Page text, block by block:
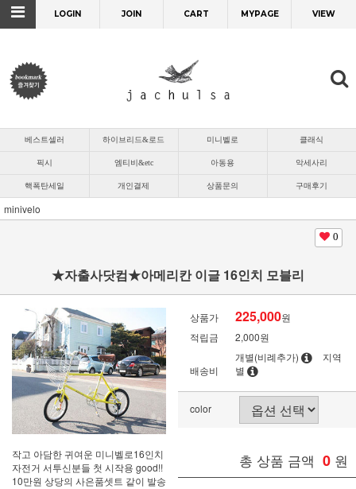
LOGIN JOIN CART MYPAGE VIEW
베스트셀러 하이브리드&로드 미니벨로 클래식
픽시 엠티비&etc 아동용 악세사리
핵폭탄세일 개인결제 상품문의 구매후기
minivelo
0
★자출사닷컴★아메리칸 이글 16인치 모블리
작고 아담한 귀여운 미니벨로16인치
자전거 서투신분들 첫 시작용 good!!
10만원 상당의 사은품셋트 같이 발송
상품가 225,000원
적립금
2,000원
배송비
개별(비례추가)
지역
별
color
총 상품 금액 0 원